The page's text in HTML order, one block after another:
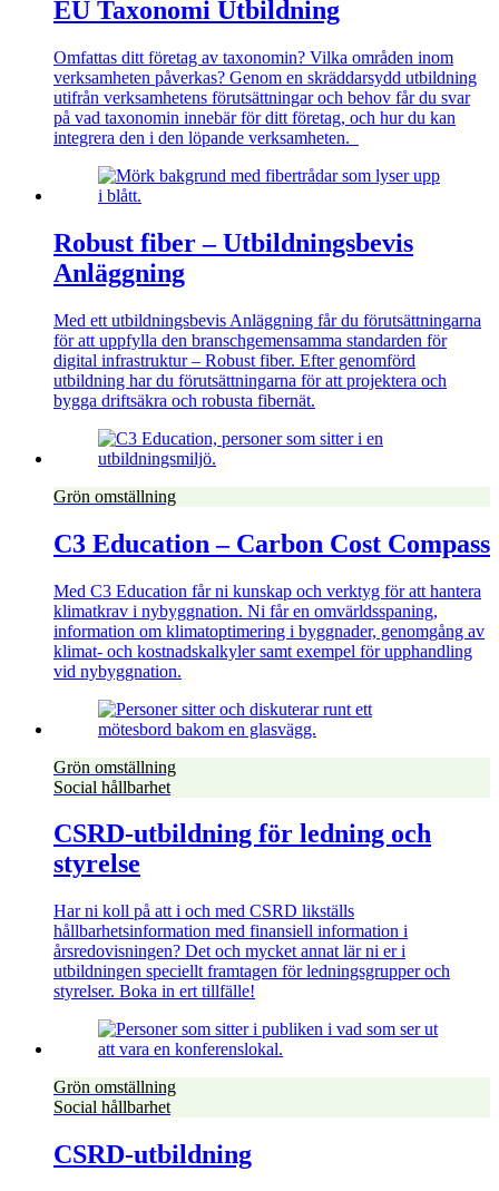
EU Taxonomi Utbildning
Omfattas ditt företag av taxonomin? Vilka områden inom
verksamheten påverkas? Genom en skräddarsydd utbildning
utifrån verksamhetens förutsättningar och behov får du svar
på vad taxonomin innebär för ditt företag, och hur du kan
integrera den i den löpande verksamheten.
Robust fiber – Utbildningsbevis
Anläggning
Med ett utbildningsbevis Anläggning får du förutsättningarna
för att uppfylla den branschgemensamma standarden för
digital infrastruktur – Robust fiber. Efter genomförd
utbildning har du förutsättningarna för att projektera och
bygga driftsäkra och robusta fibernät.
Grön omställning
C3 Education – Carbon Cost Compass
Med C3 Education får ni kunskap och verktyg för att hantera
klimatkrav i nybyggnation. Ni får en omvärldsspaning,
information om klimatoptimering i byggnader, genomgång av
klimat- och kostnadskalkyler samt exempel för upphandling
vid nybyggnation.
Grön omställning
Social hållbarhet
CSRD-utbildning för ledning och
styrelse
Har ni koll på att i och med CSRD likställs
hållbarhetsinformation med finansiell information i
årsredovisningen? Det och mycket annat lär ni er i
utbildningen speciellt framtagen för ledningsgrupper och
styrelser. Boka in ert tillfälle!
Grön omställning
Social hållbarhet
CSRD-utbildning